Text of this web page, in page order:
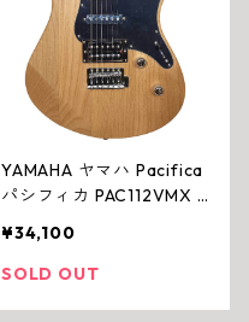
YAMAHA ヤマハ Pacifica
パシフィカ PAC112VMX Y
テン
¥34,100
SOLD OUT